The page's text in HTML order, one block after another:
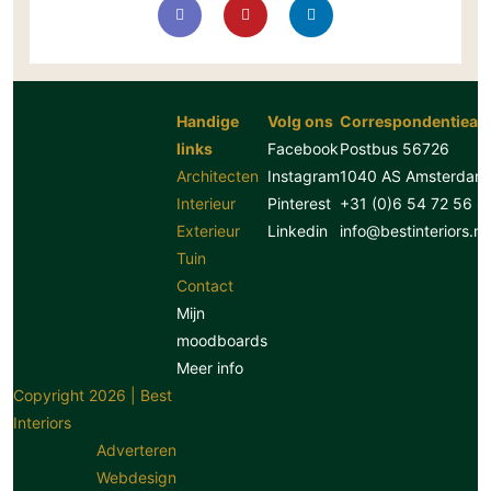
Wellness
Wijnkelder en wijnkasten
Handige
links
Architecten
Interieur
Exterieur
Tuin
Contact
Mijn
moodboards
Meer info
Volg ons
Facebook
Instagram
Pinterest
Linkedin
Postbus 56726
1040 AS Amsterdam
+31 (0)6 54 72 56
info@bestinteriors.nl
Copyright 2026 | Best
Interiors
Adverteren
Webdesign